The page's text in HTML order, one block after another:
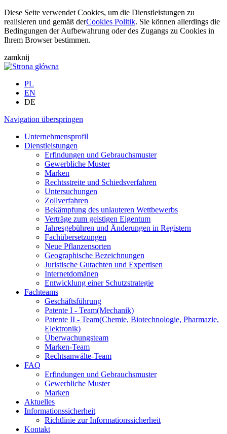
Diese Seite verwendet Cookies, um die Dienstleistungen zu
realisieren und gemäß derCookies Politik. Sie können allerdings die
Bedingungen der Aufbewahrung oder des Zugangs zu Cookies in
Ihrem Browser bestimmen.
zamknij
PL
EN
DE
Navigation überspringen
Unternehmensprofil
Dienstleistungen
Erfindungen und Gebrauchsmuster
Gewerbliche Muster
Marken
Rechtsstreite und Schiedsverfahren
Untersuchungen
Zollverfahren
Bekämpfung des unlauteren Wettbewerbs
Verträge zum geistigen Eigentum
Jahresgebühren und Änderungen in Registern
Fachübersetzungen
Neue Pflanzensorten
Geographische Bezeichnungen
Juristische Gutachten und Expertisen
Internetdomänen
Entwicklung einer Schutzstrategie
Fachteams
Geschäftsführung
Patente I - Team(Mechanik)
Patente II - Team(Chemie, Biotechnologie, Pharmazie,
Elektronik)
Überwachungsteam
Marken-Team
Rechtsanwälte-Team
FAQ
Erfindungen und Gebrauchsmuster
Gewerbliche Muster
Marken
Aktuelles
Informationssicherheit
Richtlinie zur Informationssicherheit
Kontakt